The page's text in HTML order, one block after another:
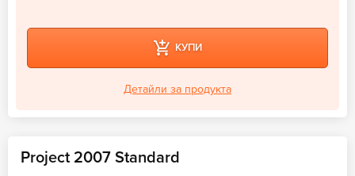
КУПИ
Детайли за продукта
Project 2007 Standard